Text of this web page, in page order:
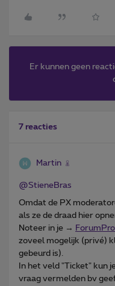
Er kunnen geen
7 reacties
Martin
@StieneBras
Omdat de PX
als ze de draad hier
Noteer in je →
zoveel mogelijk (privé)
gebeurd is).
In het veld "Ticket" kun
vraag vermelden bv